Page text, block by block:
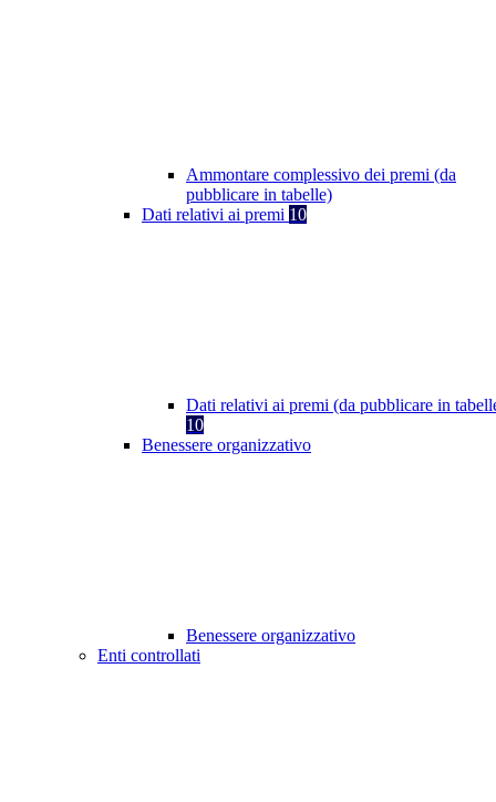
Ammontare complessivo dei premi (da
pubblicare in tabelle)
Dati relativi ai premi 10
Dati relativi ai premi (da pubblicare in
10
Benessere organizzativo
Benessere organizzativo
Enti controllati